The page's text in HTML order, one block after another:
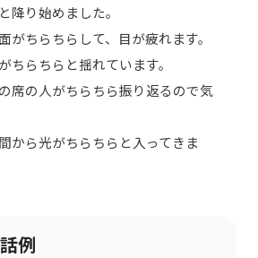
降り始めました。
がちらちらして、目が疲れます。
ちらちらと揺れています。
席の人がちらちら振り返るので気
から光がちらちらと入ってきま
例